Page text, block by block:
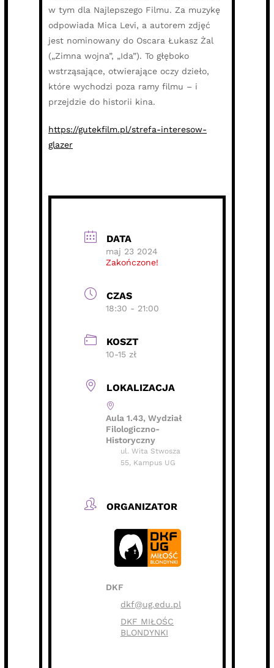
w tym dla Najlepszego Filmu. Za muzykę
odpowiada Mica Levi, a autorem zdjęć
jest nominowany do Oscara Łukasz Żal
(„Zimna wojna”, „Ida”). To głęboko
wstrząsające, otwierające oczy dzieło,
które wychodzi poza ramy filmu – i
przejdzie do historii kina.
https://gutekfilm.pl/strefa-interesow-
glazer
DATA
maj 23 2024
Zakończone!
CZAS
18:30 - 21:00
KOSZT
10-15 zł
LOKALIZACJA
Aula 1.43, Wydział
Filologiczno-
Historyczny
ul. Wita Stwosza
55, Kampus UG
ORGANIZATOR
DKF
dkf@ug.edu.pl
DKF MIŁOŚC
BLONDYNKI